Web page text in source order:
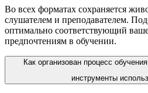
Во всех форматах сохраняется
слушателем и преподавателем.
оптимально соответствующий
предпочтениям в обучении.
Как организован процесс
инструменты